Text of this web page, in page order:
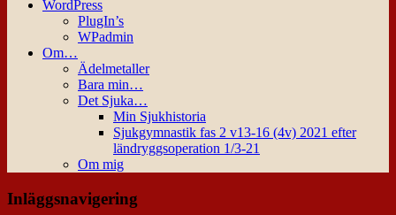
WordPress
PlugIn’s
WPadmin
Om…
Ädelmetaller
Bara min…
Det Sjuka…
Min Sjukhistoria
Sjukgymnastik fas 2 v13-16 (4v) 2021 efter
ländryggsoperation 1/3-21
Om mig
Inläggsnavigering